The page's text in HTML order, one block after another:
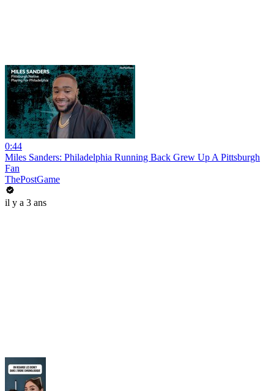
0:44
Miles Sanders: Philadelphia Running Back Grew Up A Pittsburgh
Fan
ThePostGame
il y a 3 ans